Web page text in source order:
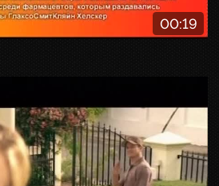
00:19